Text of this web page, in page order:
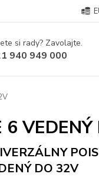
si rady? Zavolajte.
940 949 000
6
DO 32V